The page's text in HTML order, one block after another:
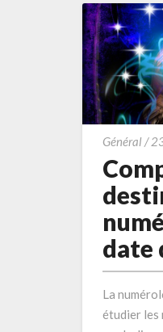
Général /
date
La
étudier les